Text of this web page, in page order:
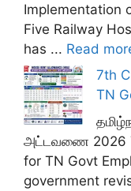
Implementation
Five Railway
has ... Read
7th
TN
அட்டவணை 2026
for TN Govt
government